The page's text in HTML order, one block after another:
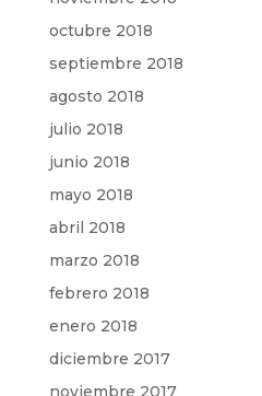
octubre 2018
septiembre 2018
agosto 2018
julio 2018
junio 2018
mayo 2018
abril 2018
marzo 2018
febrero 2018
enero 2018
diciembre 2017
noviembre 2017